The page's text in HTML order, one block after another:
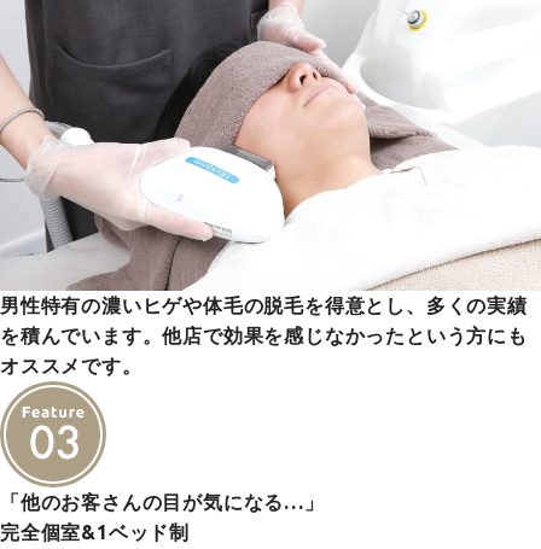
男性特有の濃いヒゲや体毛の脱毛を得意とし、多くの実績
を積んでいます。他店で効果を感じなかったという方にも
オススメです。
「他のお客さんの目が気になる…」
完全個室&1ベッド制